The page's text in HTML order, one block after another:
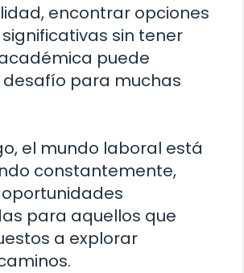
encontrar opciones
sin tener
puede
para muchas
el mundo laboral está
constantemente,
para aquellos que
a explorar